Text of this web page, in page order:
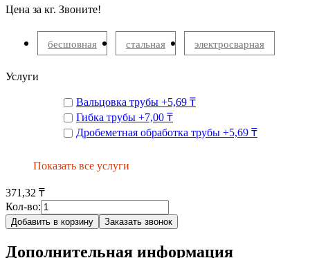
Цена за кг. Звоните!
бесшовная стальная электросварная
Услуги
Вальцовка трубы +5,69 ₸
Гибка трубы +7,00 ₸
Дробеметная обработка трубы +5,69 ₸
Показать все услуги
371,32 ₸
Кол-во:
Добавить в корзину Заказать звонок
Дополнительная информация